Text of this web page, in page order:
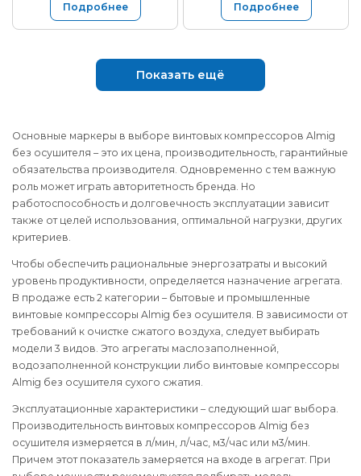
Подробнее Подробнее
Показать ещё
Основные маркеры в выборе винтовых компрессоров Almig
без осушителя – это их цена, производительность, гарантийные
обязательства производителя. Одновременно с тем важную
роль может играть авторитетность бренда. Но
работоспособность и долговечность эксплуатации зависит
также от целей использования, оптимальной нагрузки, других
критериев.
Чтобы обеспечить рациональные энергозатраты и высокий
уровень продуктивности, определяется назначение агрегата.
В продаже есть 2 категории – бытовые и промышленные
винтовые компрессоры Almig без осушителя. В зависимости от
требований к очистке сжатого воздуха, следует выбирать
модели 3 видов. Это агрегаты маслозаполненной,
водозаполненной конструкции либо винтовые компрессоры
Almig без осушителя сухого сжатия.
Эксплуатационные характеристики – следующий шаг выбора.
Производительность винтовых компрессоров Almig без
осушителя измеряется в л/мин, л/час, м3/час или м3/мин.
Причем этот показатель замеряется на входе в агрегат. При